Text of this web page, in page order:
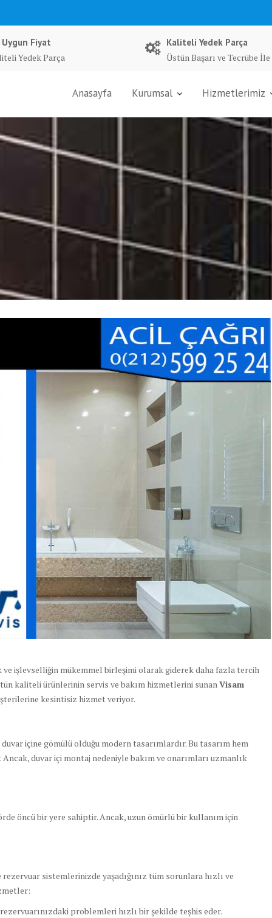
Uygun Fiyat
Yedek Parça
Kaliteli Yedek Parça
Üstün Başarı ve Tecrübe İle
Anasayfa Kurumsal Hizmetlerimiz
işlevselliğin mükemmel birleşimi olarak giderek daha fazla tercih
kaliteli ürünlerinin servis ve bakım hizmetlerini sunanVisam
kesintisiz hizmet veriyor.
içine gömülü olduğu modern tasarımlardır. Bu tasarım hem
duvar içi montaj nedeniyle bakım ve onarımları uzmanlık
öncü bir yere sahiptir. Ancak, uzun ömürlü bir kullanım için
rezervuar sistemlerinizde yaşadığınız tüm sorunlara hızlı ve
problemleri hızlı bir şekilde teşhis eder.